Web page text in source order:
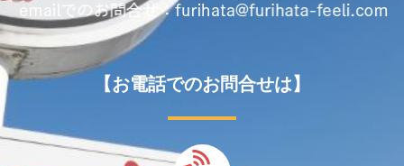
【お電話でのお問合せは】